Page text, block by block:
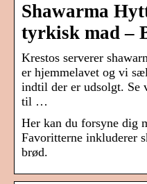
Shawarma
tyrkisk mad –
Krestos serverer
er hjemmelavet og vi
indtil der er udsolgt. Se
til …
Her kan du forsyne dig
Favoritterne inkluderer
brød.